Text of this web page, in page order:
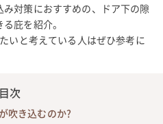
対策におすすめの、ドア下の隙
庇を紹介。
いと考えている人はぜひ参考に
目次
吹き込むのか?